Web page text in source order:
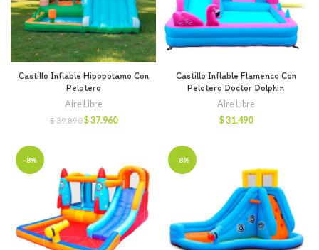
Castillo Inflable Hipopotamo Con
Pelotero
Aire Libre
$39.890El
$ 39.890.
$37.960El
$ 37.960.
Castillo Inflable Flamenco Con
Pelotero Doctor Dolphin
Aire Libre
$31.490
-8% -8%